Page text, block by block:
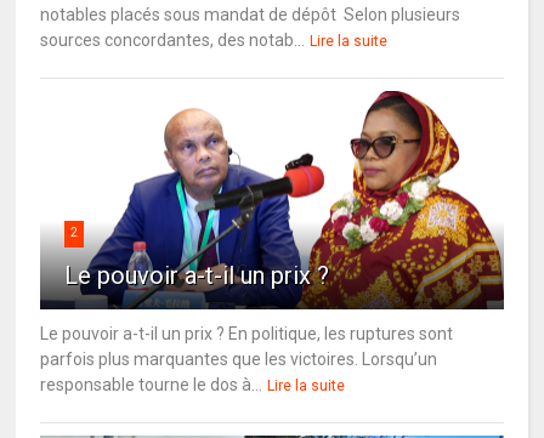
notables placés sous mandat de dépôt Selon plusieurs
sources concordantes, des notab...
Lire la suite
2
Le pouvoir a-t-il un prix ?
Le pouvoir a-t-il un prix ? En politique, les ruptures sont
parfois plus marquantes que les victoires. Lorsqu’un
responsable tourne le dos à...
Lire la suite